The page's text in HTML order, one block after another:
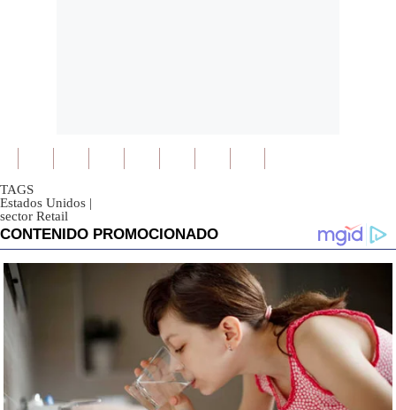
TAGS
Estados Unidos |
sector Retail